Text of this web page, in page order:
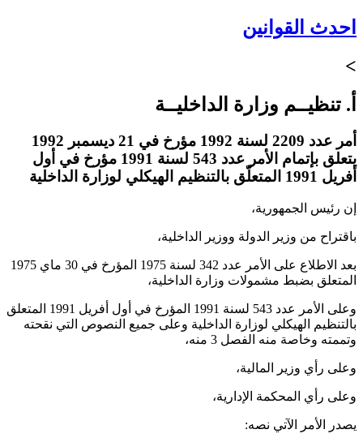
احدث القوانين
>
أ. تنظيــم وزارة الداخليــة
أمر عدد 2209 لسنة 1992 مؤرخ في 21 ديسمبر 1992
يتعلق بإتمام الأمر عدد 543 لسنة 1991 مؤرخ في أول
أفريل 1991 المتعلّق بالتنظيم الهيكلي لوزارة الداخلية
إن رئيس الجمهورية،
باقتراح من وزير الدولة ووزير الداخلية،
بعد الاطلاع على الأمر عدد 342 لسنة 1975 المؤرخ في 30 ماي 1975
المتعلق بضبط مشمولات وزارة الداخلية،
وعلى الأمر عدد 543 لسنة 1991 المؤرخ في أول أفريل 1991 المتعلق
بالتنظيم الهيكلي لوزارة الداخلية وعلى جميع النصوص التي نقحته
وتممته وخاصة منه الفصل 3 منه،
وعلى رأي وزير المالية،
وعلى رأي المحكمة الإدارية،
يصدر الأمر الآتي نصه: